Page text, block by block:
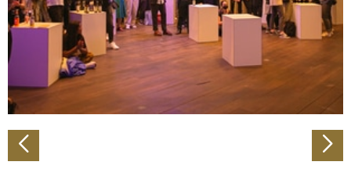
Wir verwenden Cookies, um Inhalte und Anzeigen zu
personalisieren, Funktionen für soziale Medien anbieten
zu können und die Zugriffe auf unsere Website zu
analysieren. Außerdem geben wir Informationen zu Ihrer
Verwendung unserer Website an unsere Partner für
Partner führen diese Informationen möglicherweise mit
weiteren Daten zusammen, die Sie ihnen bereitgestellt